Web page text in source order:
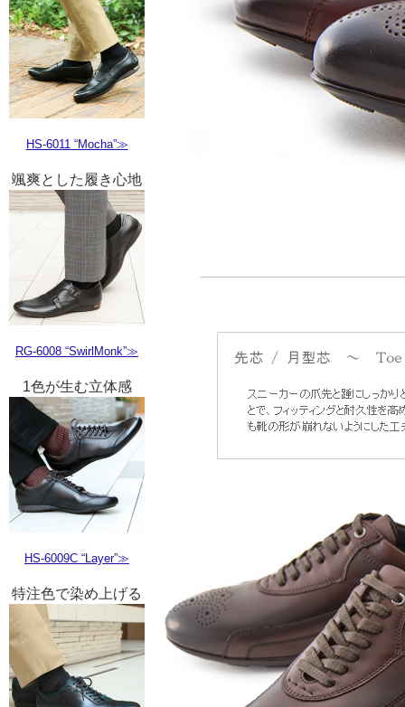
HS-6011 “Mocha”≫
颯爽とした履き心地
RG-6008 “SwirlMonk”≫
1色が生む立体感
HS-6009C “Layer”≫
特注色で染め上げる